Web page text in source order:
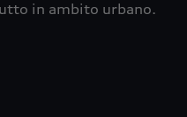
in ambito urbano.